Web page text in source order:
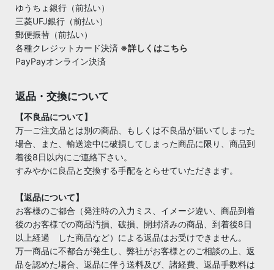
ゆうちょ銀行（前払い）
三菱UFJ銀行（前払い）
郵便振替（前払い）
各種クレジットカード決済 ※詳しくはこちら
PayPayオンライン決済
返品・交換について
【不良品について】
万一ご注文品とは別の商品、もしくは不良品が届いてしまった
場合、また、輸送途中に破損してしまった商品に限り、商品到
着後8日以内にご連絡下さい。
すみやかに良品と交換する手配をとらせていただきます。
【返品について】
お客様のご都合（発注時の入力ミス、イメージ違い、商品到着
後のお客様での商品汚損、破損、開封済みの商品、到着後8日
以上経過 した商品など）による返品はお受けできません。
万一商品に不都合が発生し、弊社がお客様とのご相談の上、返
品を認めた場合、返品に伴う送料及び、諸経費、返品手数料は